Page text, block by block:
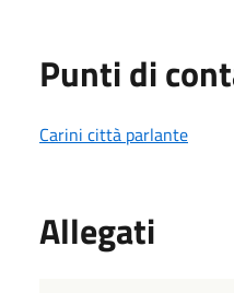
Punti di
Carini città parlante
Allegati